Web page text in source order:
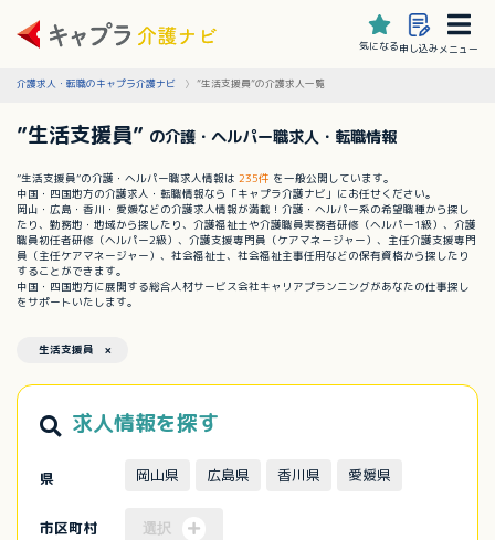
気になる申し込みメニュー
介護求人・転職のキャプラ介護ナビ ”生活支援員”の介護求人一覧
”生活支援員” の介護・ヘルパー職求人・転職情報
”生活支援員”の介護・ヘルパー職求人情報は 235件 を一般公開しています。
中国・四国地方の介護求人・転職情報なら「キャプラ介護ナビ」にお任せください。
岡山・広島・香川・愛媛などの介護求人情報が満載！介護・ヘルパー系の希望職種から探し
たり、勤務地・地域から探したり、介護福祉士や介護職員実務者研修（ヘルパー1級）、介護
職員初任者研修（ヘルパー2級）、介護支援専門員（ケアマネージャー）、主任介護支援専門
員（主任ケアマネージャー）、社会福祉士、社会福祉主事任用などの保有資格から探したり
することができます。
中国・四国地方に展開する総合人材サービス会社キャリアプランニングがあなたの仕事探し
をサポートいたします。
生活支援員 ×
求人情報を探す
県 岡山県 広島県 香川県 愛媛県
市区町村 選択